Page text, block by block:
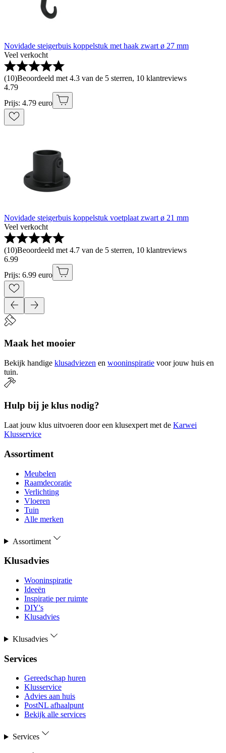
Novidade steigerbuis koppelstuk met haak zwart ø 27 mm
Veel verkocht
(10)Beoordeeld met 4.3 van de 5 sterren, 10 klantreviews
4.79
Prijs: 4.79 euro
Novidade steigerbuis koppelstuk voetplaat zwart ø 21 mm
Veel verkocht
(10)Beoordeeld met 4.7 van de 5 sterren, 10 klantreviews
6.99
Prijs: 6.99 euro
Maak het mooier
Bekijk handige klusadviezen en wooninspiratie voor jouw huis en
tuin.
Hulp bij je klus nodig?
Laat jouw klus uitvoeren door een klusexpert met de Karwei
Klusservice
Assortiment
Meubelen
Raamdecoratie
Verlichting
Vloeren
Tuin
Alle merken
Assortiment
Klusadvies
Wooninspiratie
Ideeën
Inspiratie per ruimte
DIY's
Klusadvies
Klusadvies
Services
Gereedschap huren
Klusservice
Advies aan huis
PostNL afhaalpunt
Bekijk alle services
Services